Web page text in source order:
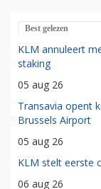
Best gelezen
KLM annuleert
staking
05 aug 26
Transavia opent
Brussels Airport
05 aug 26
KLM stelt eerste
06 aug 26